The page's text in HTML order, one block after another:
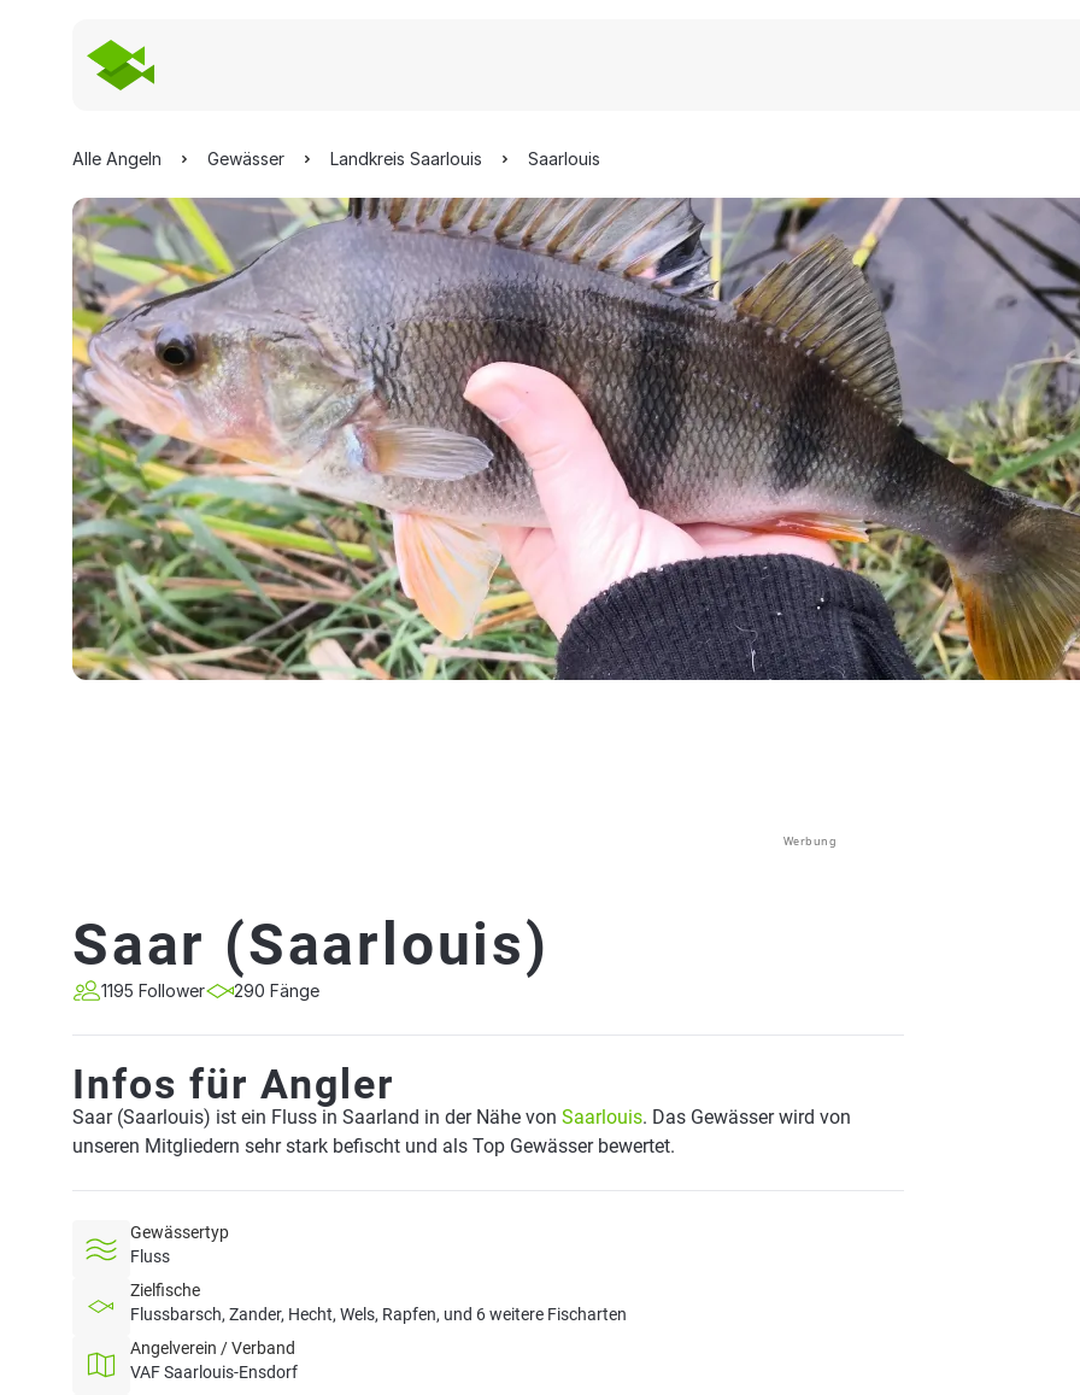
Alle Angeln Gewässer Landkreis Saarlouis Saarlouis
Werbung
Saar (Saarlouis)
1195 Follower 290 Fänge
Infos für Angler
Saar (Saarlouis) ist ein Fluss in Saarland in der Nähe von Saarlouis. Das Gewässer wird von
unseren Mitgliedern sehr stark befischt und als Top Gewässer bewertet.
Gewässertyp
Fluss
Zielfische
Flussbarsch, Zander, Hecht, Wels, Rapfen, und 6 weitere Fischarten
Angelverein / Verband
VAF Saarlouis-Ensdorf